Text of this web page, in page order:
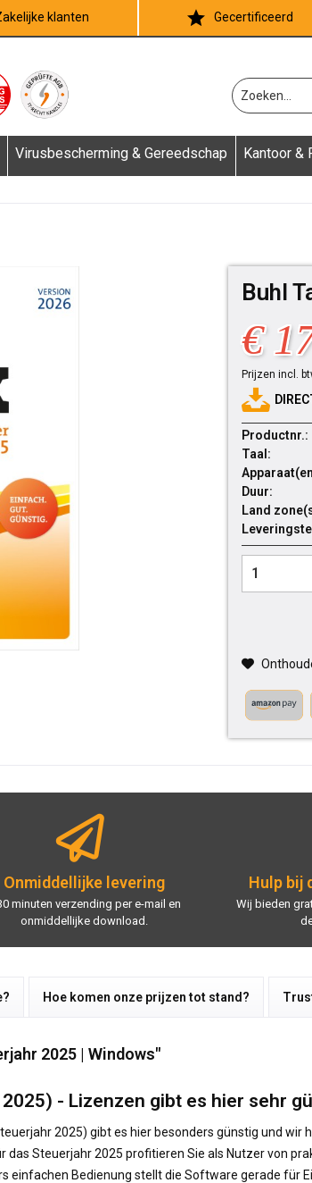
klanten Gecertificeerd
Virusbescherming & Gereedschap Kantoor &
Buhl
€
Prijzen incl.
Productnr.:
Taal:
Duur:
Land
Onmiddellijke levering
minuten verzending per e-mail en
onmiddellijke download.
Hulp bij
Wij bieden
Hoe komen onze prijzen tot stand?
2025 | Windows"
- Lizenzen gibt es hier sehr
2025) gibt es hier besonders günstig und
Steuerjahr 2025 profitieren Sie als Nutzer von
einfachen Bedienung stellt die Software gerade für